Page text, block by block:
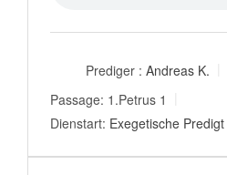
Prediger : Andreas K.
Passage: 1.Petrus 1
Dienstart: Exegetische Predigt